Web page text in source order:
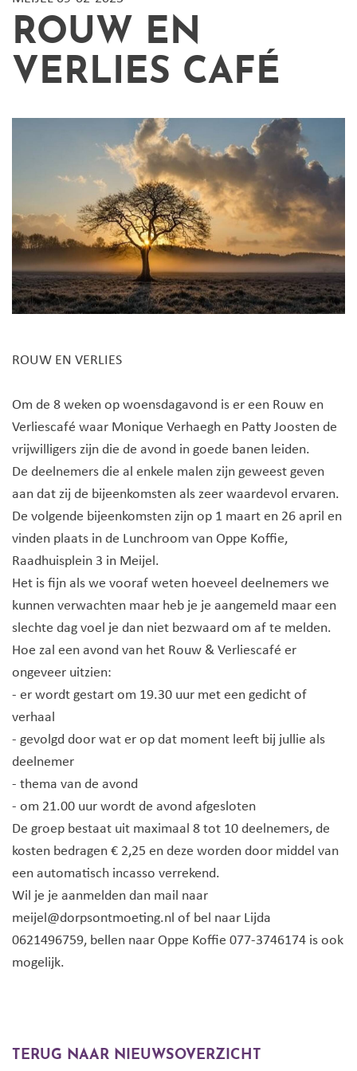
ROUW EN
VERLIES CAFÉ
ROUW EN VERLIES
Om de 8 weken op woensdagavond is er een Rouw en
Verliescafé waar Monique Verhaegh en Patty Joosten de
vrijwilligers zijn die de avond in goede banen leiden.
De deelnemers die al enkele malen zijn geweest geven
aan dat zij de bijeenkomsten als zeer waardevol ervaren.
De volgende bijeenkomsten zijn op 1 maart en 26 april en
vinden plaats in de Lunchroom van Oppe Koffie,
Raadhuisplein 3 in Meijel.
Het is fijn als we vooraf weten hoeveel deelnemers we
kunnen verwachten maar heb je je aangemeld maar een
slechte dag voel je dan niet bezwaard om af te melden.
Hoe zal een avond van het Rouw & Verliescafé er
ongeveer uitzien:
- er wordt gestart om 19.30 uur met een gedicht of
verhaal
- gevolgd door wat er op dat moment leeft bij jullie als
deelnemer
- thema van de avond
- om 21.00 uur wordt de avond afgesloten
De groep bestaat uit maximaal 8 tot 10 deelnemers, de
kosten bedragen € 2,25 en deze worden door middel van
een automatisch incasso verrekend.
Wil je je aanmelden dan mail naar
meijel@dorpsontmoeting.nl of bel naar Lijda
0621496759, bellen naar Oppe Koffie 077-3746174 is ook
mogelijk.
TERUG NAAR NIEUWSOVERZICHT